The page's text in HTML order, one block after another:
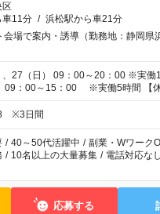
区
車11分 / 浜松駅から車21分
会場で案内・誘導（勤務地：静岡県
、27（日） 09：00～20：00 ※実働
9/28（月
※3日間
/ 40～50代活躍中 / 副業・Wワーク
/ 10名以上の大量募集 / 電話対応なし
応募する